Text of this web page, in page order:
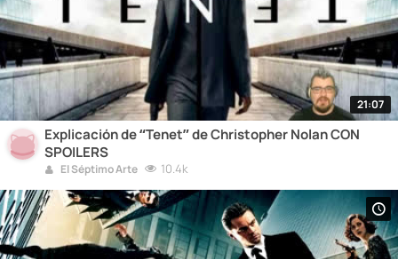
21:07
Explicación de “Tenet” de Christopher Nolan CON
SPOILERS
El Séptimo Arte 10.4k